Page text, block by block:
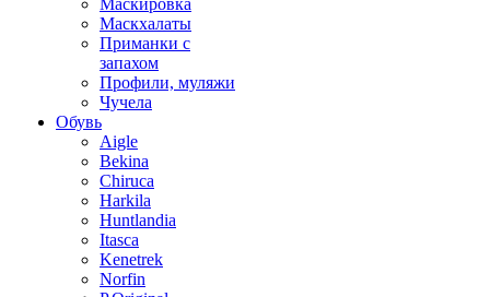
Маскировка
Маскхалаты
Приманки с
запахом
Профили, муляжи
Чучела
Обувь
Aigle
Bekina
Chiruсa
Harkila
Huntlandia
Itasca
Kenetrek
Norfin